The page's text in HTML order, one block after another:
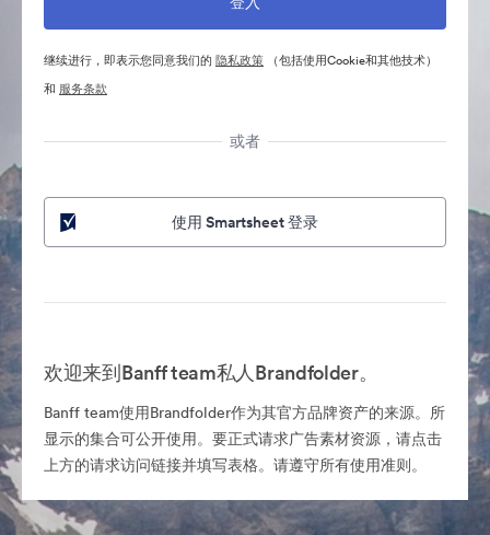
继续进行，即表示您同意我们的 隐私政策 （包括使用Cookie和其他技术）
和 服务条款
或者
使用 Smartsheet 登录
欢迎来到Banff team私人Brandfolder。
Banff team使用Brandfolder作为其官方品牌资产的来源。所
显示的集合可公开使用。要正式请求广告素材资源，请点击
上方的请求访问链接并填写表格。请遵守所有使用准则。